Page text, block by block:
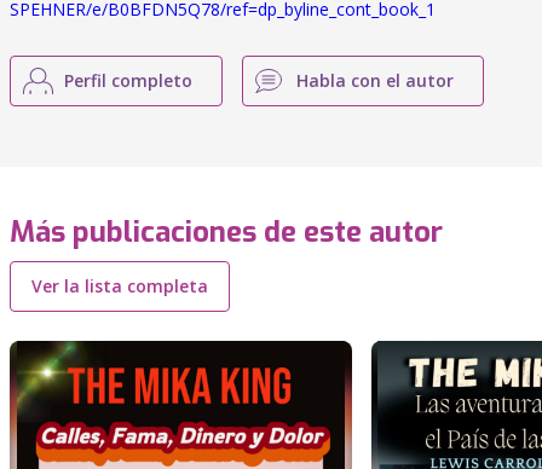
SPEHNER/e/B0BFDN5Q78/ref=dp_byline_cont_book_1
Perfil completo Habla con el autor
Más publicaciones de este autor
Ver la lista completa